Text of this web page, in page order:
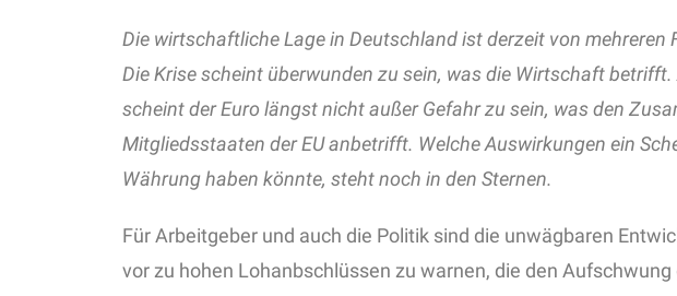
Die wirtschaftliche Lage in Deutschland ist derzeit von mehreren
Die Krise scheint überwunden zu sein, was die Wirtschaft betrifft.
scheint der Euro längst nicht außer Gefahr zu sein, was den
Mitgliedsstaaten der EU anbetrifft. Welche Auswirkungen ein
Währung haben könnte, steht noch in den Sternen.
Für Arbeitgeber und auch die Politik sind die unwägbaren
vor zu hohen Lohanbschlüssen zu warnen, die den